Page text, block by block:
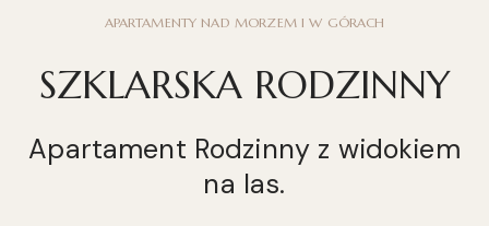
APARTAMENTY NAD MORZEM I W GÓRACH
SZKLARSKA RODZINNY
Apartament Rodzinny z widokiem
na las.